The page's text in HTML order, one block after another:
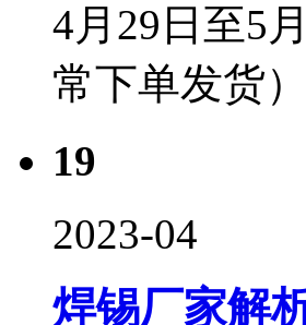
4月29日至5
常下单发货
19
2023-04
焊锡厂家解